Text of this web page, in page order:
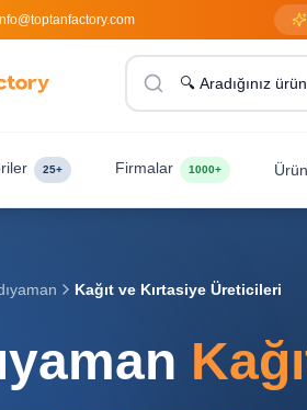
25+ Firmalar 1000+
Kağıt ve Kırtasiye Üreticileri